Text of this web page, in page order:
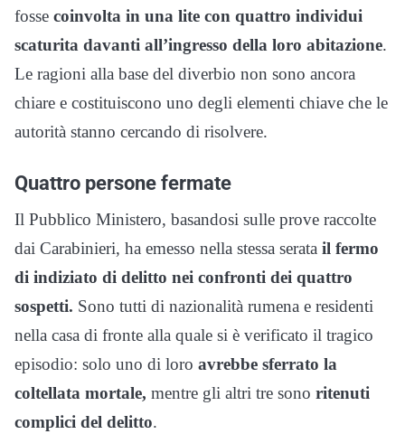
fosse coinvolta in una lite con quattro individui
scaturita davanti all’ingresso della loro abitazione.
Le ragioni alla base del diverbio non sono ancora
chiare e costituiscono uno degli elementi chiave che le
autorità stanno cercando di risolvere.
Quattro persone fermate
Il Pubblico Ministero, basandosi sulle prove raccolte
dai Carabinieri, ha emesso nella stessa serata il fermo
di indiziato di delitto nei confronti dei quattro
sospetti. Sono tutti di nazionalità rumena e residenti
nella casa di fronte alla quale si è verificato il tragico
episodio: solo uno di loro avrebbe sferrato la
coltellata mortale, mentre gli altri tre sono ritenuti
complici del delitto.